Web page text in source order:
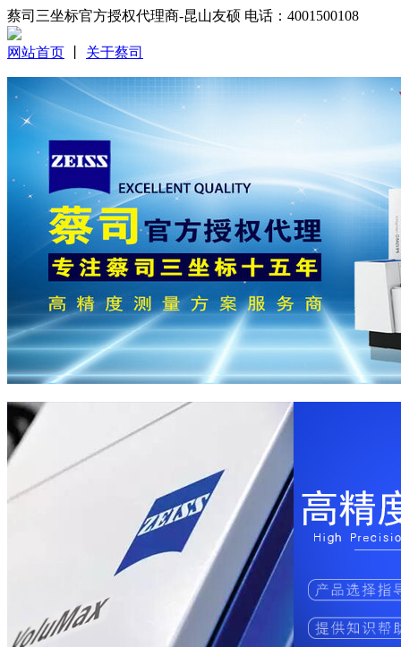
蔡司三坐标官方授权代理商-昆山友硕 电话：4001500108
网站首页 关于蔡司